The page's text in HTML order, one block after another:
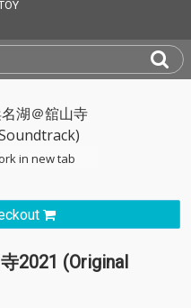
in new tab
2021 (Original